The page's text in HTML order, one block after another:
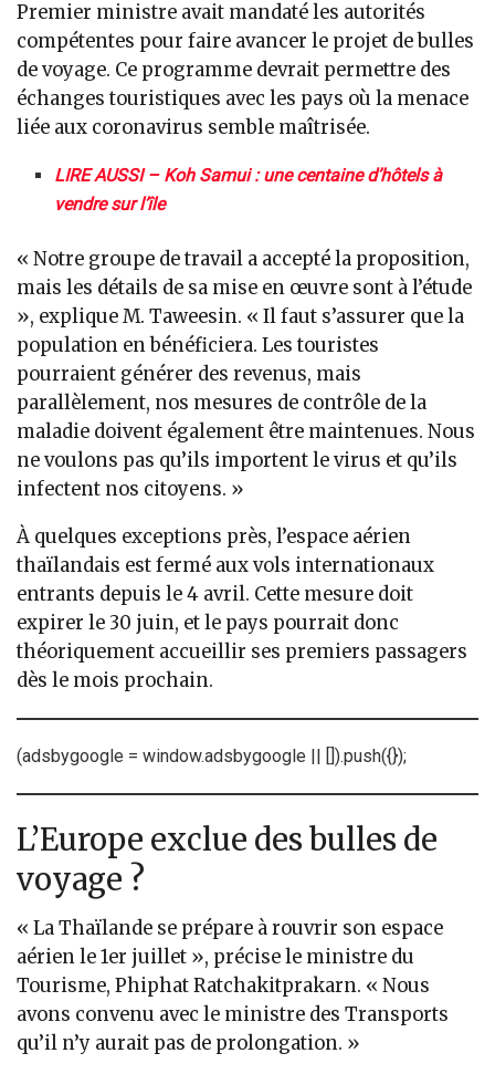
Premier ministre avait mandaté les autorités
compétentes pour faire avancer le projet de bulles
de voyage. Ce programme devrait permettre des
échanges touristiques avec les pays où la menace
liée aux coronavirus semble maîtrisée.
LIRE AUSSI – Koh Samui : une centaine d’hôtels à
vendre sur l’île
« Notre groupe de travail a accepté la proposition,
mais les détails de sa mise en œuvre sont à l’étude
», explique M. Taweesin. « Il faut s’assurer que la
population en bénéficiera. Les touristes
pourraient générer des revenus, mais
parallèlement, nos mesures de contrôle de la
maladie doivent également être maintenues. Nous
ne voulons pas qu’ils importent le virus et qu’ils
infectent nos citoyens. »
À quelques exceptions près, l’espace aérien
thaïlandais est fermé aux vols internationaux
entrants depuis le 4 avril. Cette mesure doit
expirer le 30 juin, et le pays pourrait donc
théoriquement accueillir ses premiers passagers
dès le mois prochain.
(adsbygoogle = window.adsbygoogle || []).push({});
L’Europe exclue des bulles de
voyage ?
« La Thaïlande se prépare à rouvrir son espace
aérien le 1er juillet », précise le ministre du
Tourisme, Phiphat Ratchakitprakarn. « Nous
avons convenu avec le ministre des Transports
qu’il n’y aurait pas de prolongation. »